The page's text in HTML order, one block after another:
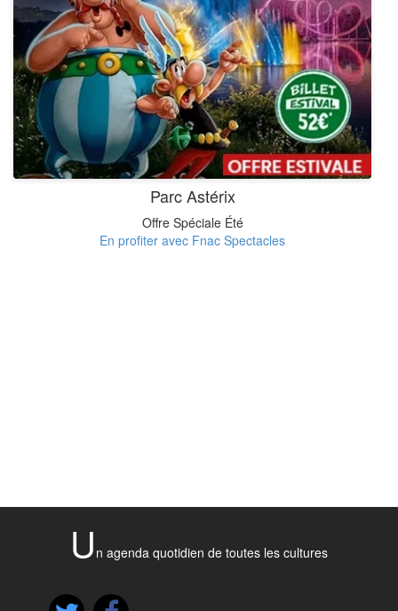
Parc Astérix
Offre Spéciale Été
En profiter avec Fnac Spectacles
U n agenda quotidien de toutes les cultures